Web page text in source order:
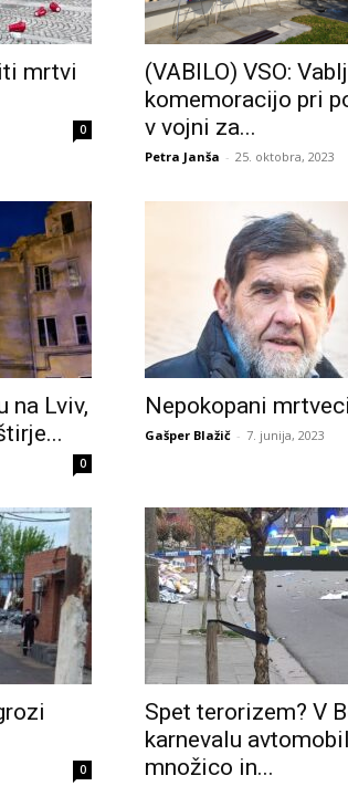
mrtvi
0
(VABILO) VSO:
komemoracijo pri
v vojni za...
Petra Janša - 25. oktobra, 2023
na Lviv,
0
Nepokopani
Gašper Blažič - 7. junija, 2023
0
Spet terorizem? V
karnevalu
množico in...